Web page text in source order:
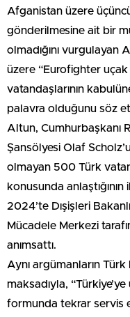
Afganistan üzere
gönderilmesine ait bir
olmadığını vurgulayan
üzere “Eurofighter uçak
vatandaşlarının
palavra olduğunu söz
Altun, Cumhurbaşkanı
Şansölyesi Olaf
olmayan 500 Türk
konusunda
2024’te Dışişleri
Mücadele Merkezi
anımsattı.
Aynı argümanların
maksadıyla,
formunda tekrar servis